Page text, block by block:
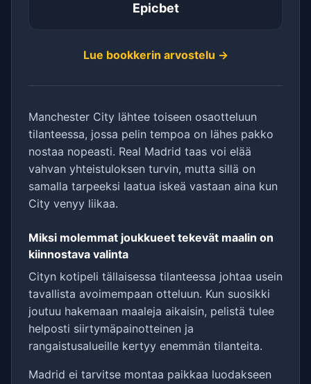
Epicbet
Lue bookkerin arvostelu →
Manchester City lähtee toiseen osaotteluun
tilanteessa, jossa pelin tempoa on lähes pakko
nostaa nopeasti. Real Madrid taas voi elää
vahvan yhteistuloksen turvin, mutta sillä on
samalla tarpeeksi laatua iskeä vastaan aina kun
City venyy liikaa.
Miksi molemmat joukkueet tekevät maalin on
kiinnostava valinta
Cityn kotipeli tällaisessa tilanteessa johtaa usein
tavallista avoimempaan otteluun. Kun suosikki
joutuu hakemaan maaleja aikaisin, pelistä tulee
helposti siirtymäpainotteinen ja
rangaistusalueille kertyy enemmän tilanteita.
Madrid ei tarvitse montaa paikkaa luodakseen